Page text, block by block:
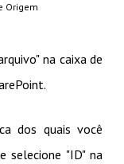
Origem
na caixa de
dos quais você
selecione "ID" na